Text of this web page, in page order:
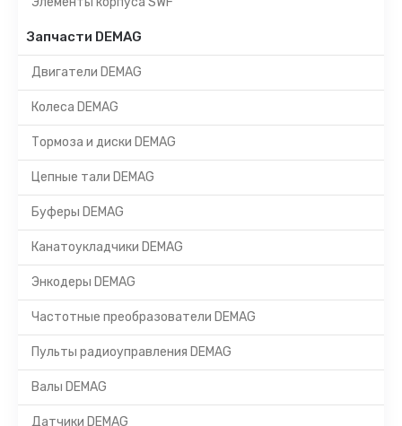
Запчасти DEMAG
Двигатели DEMAG
Колеса DEMAG
Тормоза и диски DEMAG
Цепные тали DEMAG
Буферы DEMAG
Канатоукладчики DEMAG
Энкодеры DEMAG
Частотные преобразователи DEMAG
Пульты радиоуправления DEMAG
Валы DEMAG
Датчики DEMAG